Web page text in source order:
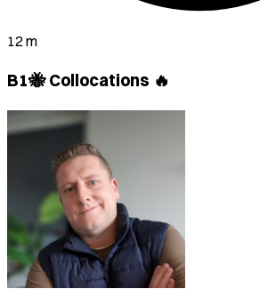
12 m
B1🐝 Collocations 🔥